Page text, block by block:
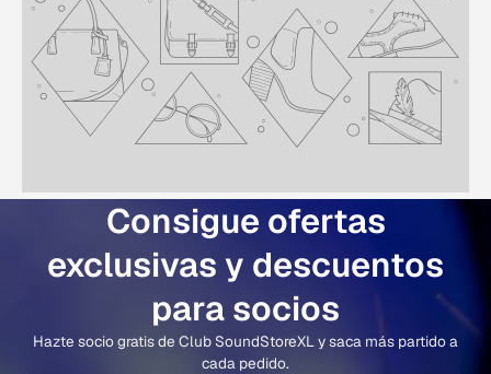
Consigue ofertas
exclusivas y descuentos
para socios
Hazte socio gratis de Club SoundStoreXL y saca más partido a
cada pedido.